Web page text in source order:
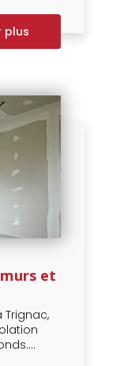
plus
et
Trignac,